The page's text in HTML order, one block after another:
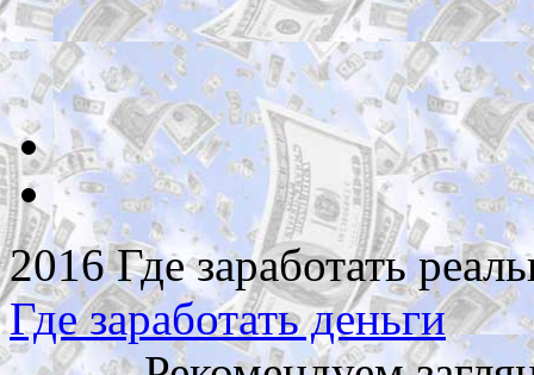
2016 Где заработать
Где заработать деньги